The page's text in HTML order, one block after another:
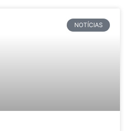
NOTÍCIAS